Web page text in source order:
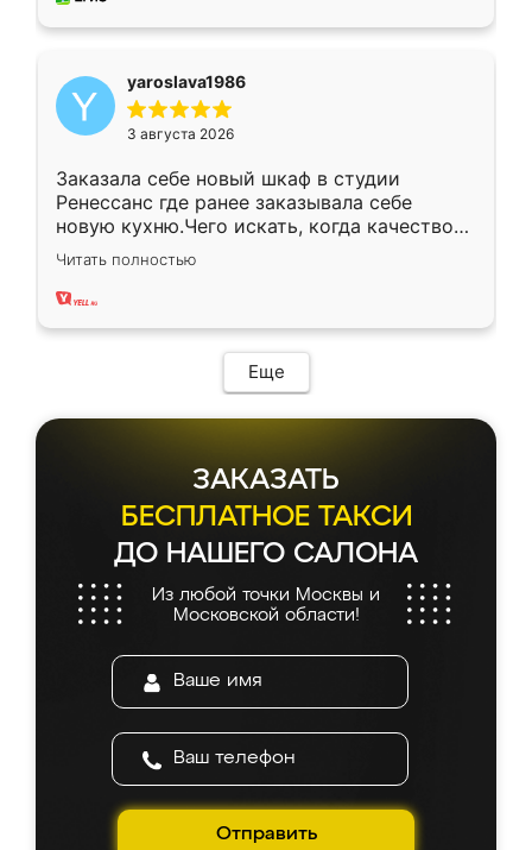
yaroslava1986
3 августа 2026
Заказала себе новый шкаф в студии
Ренессанс где ранее заказывала себе
новую кухню.Чего искать, когда качеством
вполне довольна. Служит кухня уже почти
два года, нареканий нет.
Читать полностью
Еще
ЗАКАЗАТЬ
БЕСПЛАТНОЕ ТАКСИ
ДО НАШЕГО САЛОНА
Из любой точки Москвы и
Московской области!
Отправить